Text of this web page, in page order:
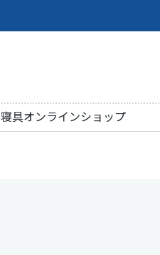
寝具オンラインショップ